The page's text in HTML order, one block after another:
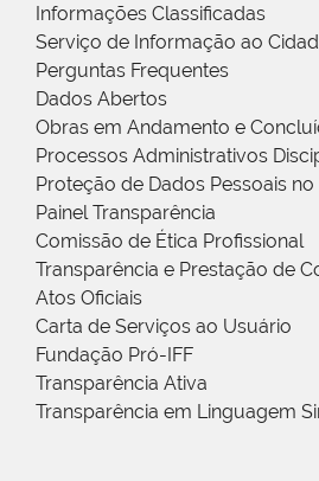
Informações Classificadas
Serviço de Informação ao
Perguntas Frequentes
Dados Abertos
Obras em Andamento e
Processos Administrativos
Proteção de Dados Pessoais
Painel Transparência
Comissão de Ética Profissional
Transparência e Prestação de
Atos Oficiais
Carta de Serviços ao Usuário
Fundação Pró-IFF
Transparência Ativa
Transparência em Linguagem